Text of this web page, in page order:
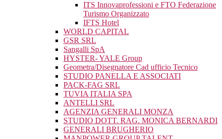
ITS Innovaprofessioni e FTO Federazione
Turismo Organizzato
IFTS Hotel
WORLD CAPITAL
GSR SRL
Sangalli SpA
HYSTER- YALE Group
Geometra/Disegnatore Cad ufficio Tecnico
STUDIO PANELLA E ASSOCIATI
PACK-FAG SRL
TUVIA ITALIA SPA
ANTELLI SRL
AGENZIA GENERALI MONZA
STUDIO DOTT. RAG. MONICA BERNARDI
GENERALI BRUGHERIO